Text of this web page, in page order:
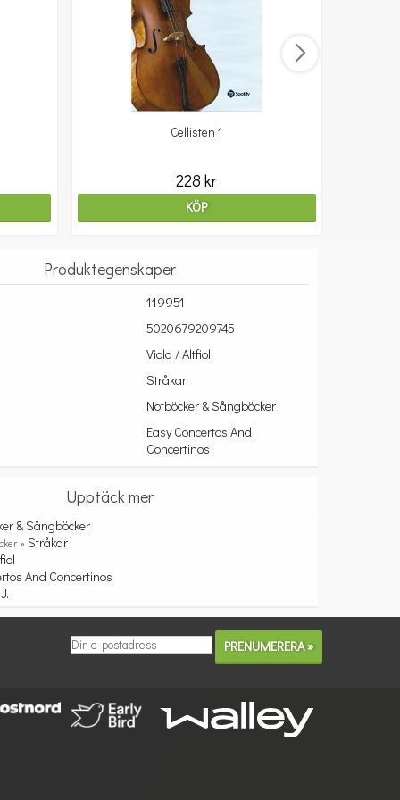
Cellisten 1
228 kr
KÖP
Produktegenskaper
119951
5020679209745
Viola / Altfiol
Stråkar
Notböcker & Sångböcker
Easy Concertos And
Concertinos
Upptäck mer
& Sångböcker
»Stråkar
And Concertinos